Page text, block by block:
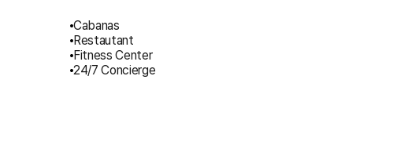
Cabanas
Restautant
Fitness Center
24/7 Concierge